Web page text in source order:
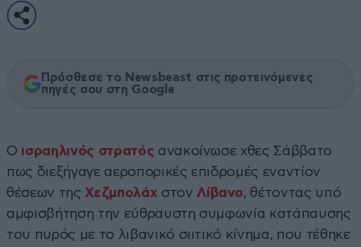
Πρόσθεσε το Newsbeast στις προτεινόμενες
πηγές σου στη Google
Ο ισραηλινός στρατός ανακοίνωσε χθες Σάββατο
πως διεξήγαγε αεροπορικές επιδρομές εναντίον
θέσεων της Χεζμπολάχ στον Λίβανο, θέτοντας υπό
αμφισβήτηση την εύθραυστη συμφωνία κατάπαυσης
του πυρός με το λιβανικό σιιτικό κίνημα, που τέθηκε